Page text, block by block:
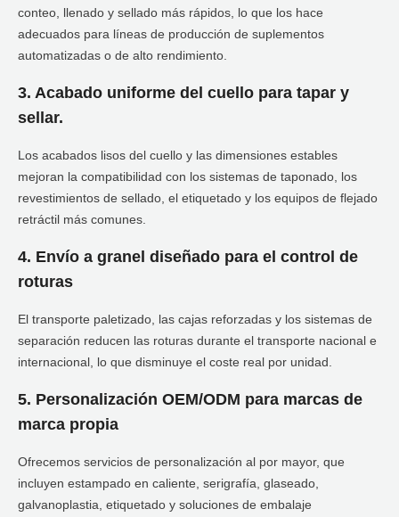
conteo, llenado y sellado más rápidos, lo que los hace
adecuados para líneas de producción de suplementos
automatizadas o de alto rendimiento.
3. Acabado uniforme del cuello para tapar y
sellar.
Los acabados lisos del cuello y las dimensiones estables
mejoran la compatibilidad con los sistemas de taponado, los
revestimientos de sellado, el etiquetado y los equipos de flejado
retráctil más comunes.
4. Envío a granel diseñado para el control de
roturas
El transporte paletizado, las cajas reforzadas y los sistemas de
separación reducen las roturas durante el transporte nacional e
internacional, lo que disminuye el coste real por unidad.
5. Personalización OEM/ODM para marcas de
marca propia
Ofrecemos servicios de personalización al por mayor, que
incluyen estampado en caliente, serigrafía, glaseado,
galvanoplastia, etiquetado y soluciones de embalaje